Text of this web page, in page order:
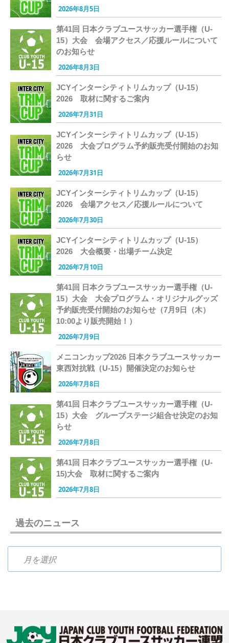
2026年8月5日
第41回 日本クラブユースサッカー選手権（U-
15）大会 会場アクセス／応援ルールについて
のお知らせ
2026年8月3日
JCYインターシティトリムカップ（U-15）
2026 取材に関するご案内
2026年7月31日
JCYインターシティトリムカップ（U-15）
2026 大会プログラム予約販売受付開始のお知
らせ
2026年7月31日
JCYインターシティトリムカップ（U-15）
2026 会場アクセス／応援ルールについて
2026年7月30日
JCYインターシティトリムカップ（U-15）
2026 大会概要・出場チーム決定
2026年7月10日
第41回 日本クラブユースサッカー選手権（U-
15）大会 大会プログラム・オリジナルグッズ
予約販売受付開始のお知らせ（7月9日（木）
10:00より販売開始！）
2026年7月9日
メニコンカップ2026 日本クラブユースサッカー
東西対抗戦（U-15）開催決定のお知らせ
2026年7月8日
第41回 日本クラブユースサッカー選手権（U-
15）大会 グループステージ組合せ決定のお知
らせ
2026年7月8日
第41回 日本クラブユースサッカー選手権（U-
15)大会 取材に関するご案内
2026年7月8日
過去のニュース